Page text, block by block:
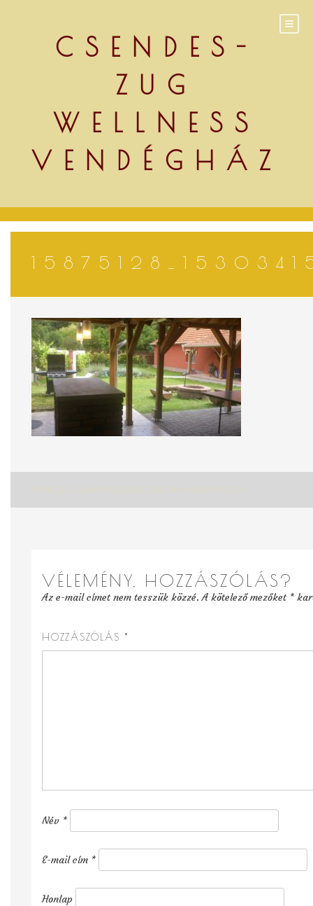
CSENDES-
ZUG
WELLNESS
VENDÉGHÁZ
Bejegyzés
15875128_1530341590324303_1873386439083716733_O
VÉLEMÉNY, HOZZÁSZÓLÁS?
Az e-mail címet nem tesszük közzé. A kötelező mezőket *
HOZZÁSZÓLÁS *
Név *
E-mail cím *
Honlap